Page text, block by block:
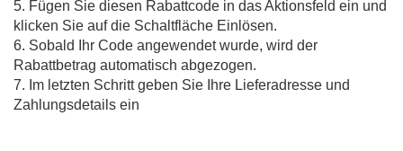
5. Fügen Sie diesen Rabattcode in das Aktionsfeld ein und
klicken Sie auf die Schaltfläche Einlösen.
6. Sobald Ihr Code angewendet wurde, wird der
Rabattbetrag automatisch abgezogen.
7. Im letzten Schritt geben Sie Ihre Lieferadresse und
Zahlungsdetails ein